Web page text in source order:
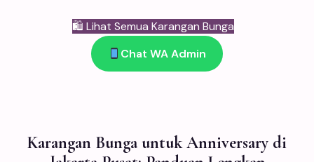
🛍 Lihat Semua Karangan Bunga
Chat WA Admin
Karangan Bunga untuk Anniversary di